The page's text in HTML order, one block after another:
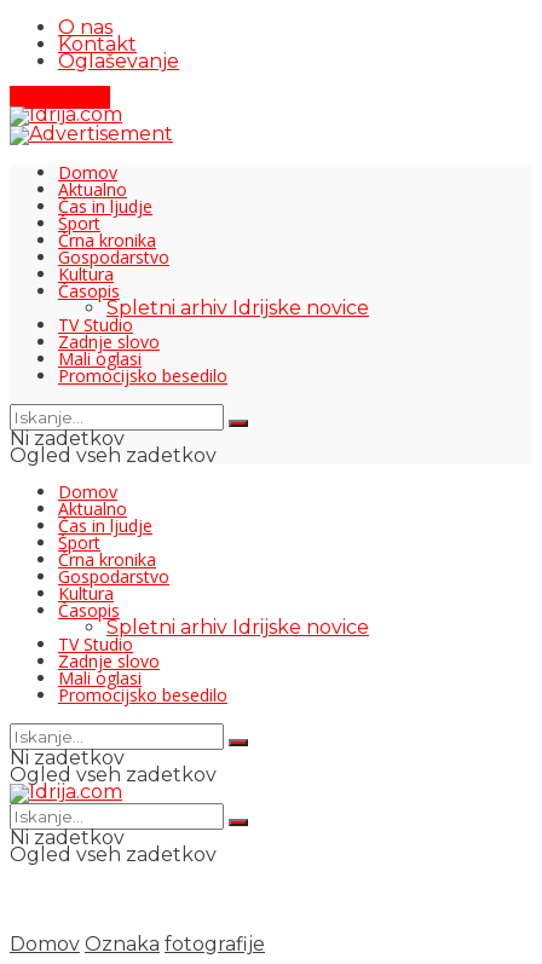
O nas
Kontakt
Oglaševanje
Domov
Aktualno
Čas in ljudje
Šport
Črna kronika
Gospodarstvo
Kultura
Časopis
Spletni arhiv Idrijske novice
TV Studio
Zadnje slovo
Mali oglasi
Promocijsko besedilo
Ni zadetkov
Ogled vseh zadetkov
Domov
Aktualno
Čas in ljudje
Šport
Črna kronika
Gospodarstvo
Kultura
Časopis
Spletni arhiv Idrijske novice
TV Studio
Zadnje slovo
Mali oglasi
Promocijsko besedilo
Ni zadetkov
Ogled vseh zadetkov
Ni zadetkov
Ogled vseh zadetkov
Domov Oznaka fotografije